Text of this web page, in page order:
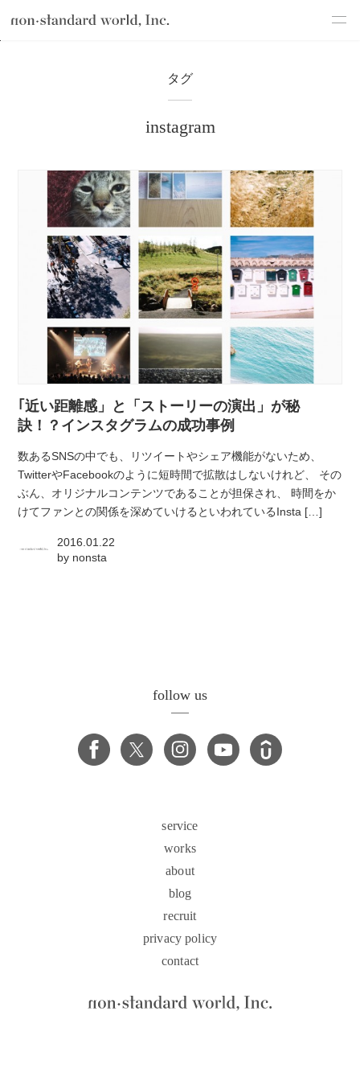
csr
works
shop
blog
recruit
atelier
contact
english
タグ
instagram
｢近い距離感」と「ストーリーの演出」が秘
訣！？インスタグラムの成功事例
数あるSNSの中でも、リツイートやシェア機能がないため、
TwitterやFacebookのように短時間で拡散はしないけれど、 その
ぶん、オリジナルコンテンツであることが担保され、 時間をか
けてファンとの関係を深めていけるといわれているInsta […]
2016.01.22
by nonsta
follow us
service
works
about
blog
recruit
privacy policy
contact